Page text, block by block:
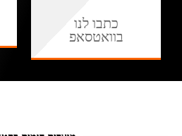
כתבו לנו
בוואטסאפ